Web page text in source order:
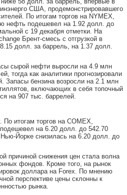
США, продемонстрировавшего
По итогам торгов на NYMEX,
нефть подешевел на 1.92 долл. до
с 19 декабря отметки. На
Брент-смесь с отгрузкой в
долл. за баррель, на 1.37 долл.
сырой нефти выросли на 4.9 млн
тогда как аналитики прогнозировали
Запасы бензина возросли на 2.1 млн
включающих в себя топочный
на 907 тыс. баррелей.
итогам торгов на COMEX,
на 6.20 долл. до 542.70
Йорке снизилась на 6.20 долл. до
причиной снижения цен стала волна
фондов. Кроме того, на рынок
доллара на Forex. По мнению
перспективе цены склонны к
рынка.